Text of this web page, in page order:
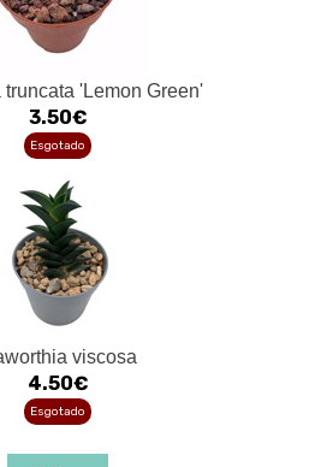
truncata 'Lemon Green'
3.50€
Esgotado
viscosa
4.50€
Esgotado